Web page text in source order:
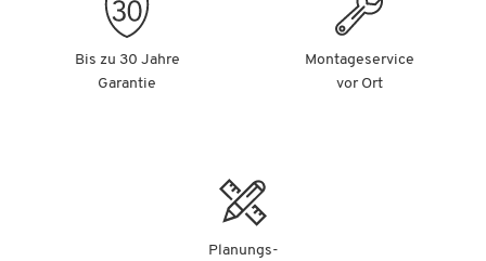
Bis zu 30 Jahre
Garantie
Montageservice
vor Ort
Planungs-